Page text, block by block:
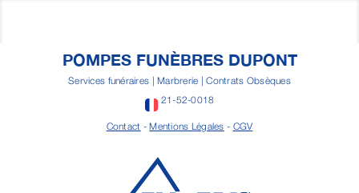
POMPES FUNÈBRES DUPONT
Services funéraires | Marbrerie | Contrats Obsèques
21-52-0018
Contact -Mentions Légales - CGV